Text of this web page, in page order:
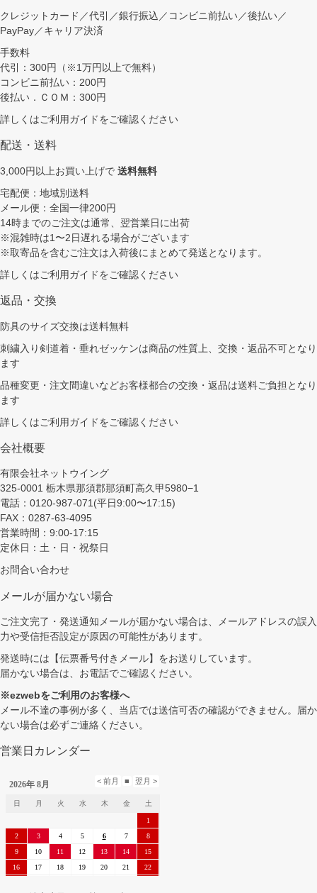
クレジットカード／代引／銀行振込／コンビニ前払い／後払い／
PayPay／キャリア決済
手数料
代引：300円（※1万円以上で無料）
コンビニ前払い：200円
後払い．ＣＯＭ：300円
詳しくはご利用ガイドをご確認ください
配送・送料
3,000円以上お買い上げで 送料無料
宅配便：地域別送料
メール便：全国一律200円
14時までのご注文は通常、翌営業日に出荷
※混雑時は1〜2日遅れる場合がございます
※取寄品を含むご注文は入荷後にまとめて発送となります。
詳しくはご利用ガイドをご確認ください
返品・交換
防具のサイズ交換は送料無料
刺繍入り剣道着・垂れゼッケンは商品の性質上、交換・返品不可となり
ます
品種変更・注文間違いなどお客様都合の交換・返品は送料ご負担となり
ます
詳しくはご利用ガイドをご確認ください
会社概要
有限会社ネットウイング
325-0001 栃木県那須郡那須町高久甲5980−1
電話：0120-987-071(平日9:00〜17:15)
FAX：0287-63-4095
営業時間：9:00-17:15
定休日：土・日・祝祭日
お問合い合わせ
メールが届かない場合
ご注文完了・発送通知メールが届かない場合は、メールアドレスの誤入
力や受信拒否設定が原因の可能性があります。
発送時には【伝票番号付きメール】をお送りしています。
届かない場合は、お電話でご確認ください。
※ezwebをご利用のお客様へ
メール不達の事例が多く、当店では送信可否の確認ができません。届か
ない場合は必ずご連絡ください。
営業日カレンダー